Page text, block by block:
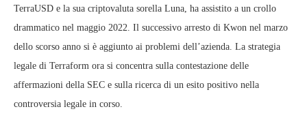
TerraUSD e la sua criptovaluta sorella Luna, ha assistito a un crollo
drammatico nel maggio 2022. Il successivo arresto di Kwon nel marzo
dello scorso anno si è aggiunto ai problemi dell’azienda. La strategia
legale di Terraform ora si concentra sulla contestazione delle
affermazioni della SEC e sulla ricerca di un esito positivo nella
controversia legale in corso.